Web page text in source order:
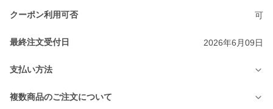
クーポン利用可否 可
最終注文受付日 2026年6月09日
支払い方法
複数商品のご注文について